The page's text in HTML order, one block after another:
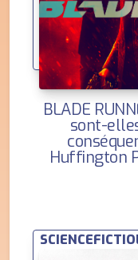
BLADE
sont-
Huffington